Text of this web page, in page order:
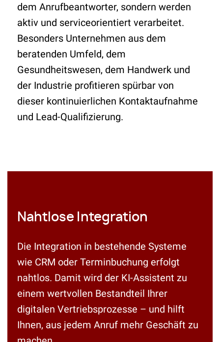
dem Anrufbeantworter, sondern werden
aktiv und serviceorientiert verarbeitet.
Besonders Unternehmen aus dem
beratenden Umfeld, dem
Gesundheitswesen, dem Handwerk und
der Industrie profitieren spürbar von
dieser kontinuierlichen Kontaktaufnahme
und Lead-Qualifizierung.
Nahtlose Integration
Die Integration in bestehende Systeme
wie CRM oder Terminbuchung erfolgt
nahtlos. Damit wird der KI-Assistent zu
einem wertvollen Bestandteil Ihrer
digitalen Vertriebsprozesse – und hilft
Ihnen, aus jedem Anruf mehr Geschäft zu